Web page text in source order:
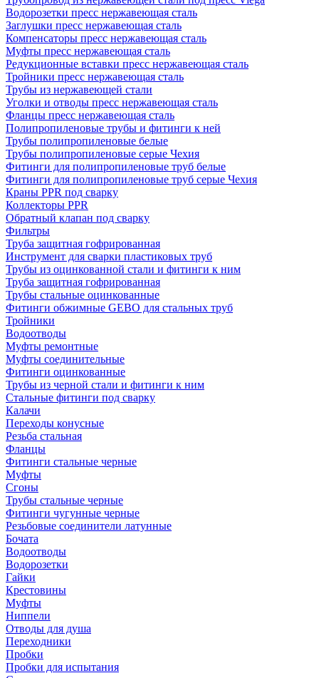
Водорозетки пресс нержавеющая сталь
Заглушки пресс нержавеющая сталь
Компенсаторы пресс нержавеющая сталь
Муфты пресс нержавеющая сталь
Редукционные вставки пресс нержавеющая сталь
Тройники пресс нержавеющая сталь
Трубы из нержавеющей стали
Уголки и отводы пресс нержавеющая сталь
Фланцы пресс нержавеющая сталь
Полипропиленовые трубы и фитинги к ней
Трубы полипропиленовые белые
Трубы полипропиленовые серые Чехия
Фитинги для полипропиленовые труб белые
Фитинги для полипропиленовые труб серые Чехия
Краны PPR под сварку
Коллекторы PPR
Обратный клапан под сварку
Фильтры
Труба защитная гофрированная
Инструмент для сварки пластиковых труб
Трубы из оцинкованной стали и фитинги к ним
Труба защитная гофрированная
Трубы стальные оцинкованные
Фитинги обжимные GEBO для стальных труб
Тройники
Водоотводы
Муфты ремонтные
Муфты соединительные
Фитинги оцинкованные
Трубы из черной стали и фитинги к ним
Стальные фитинги под сварку
Калачи
Переходы конусные
Резьба стальная
Фланцы
Фитинги стальные черные
Муфты
Сгоны
Трубы стальные черные
Фитинги чугунные черные
Резьбовые соединители латунные
Бочата
Водоотводы
Водорозетки
Гайки
Крестовины
Муфты
Ниппели
Отводы для душа
Переходники
Пробки
Пробки для испытания